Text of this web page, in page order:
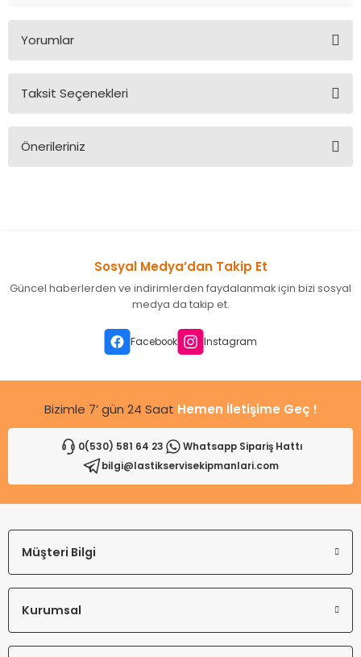
Yorumlar
Taksit Seçenekleri
Önerileriniz
Ürün resmi kalitesiz, bozuk veya görüntülenemiyor.
Ürün açıklamasında eksik bilgiler bulunuyor.
Ürün fiyatı diğer sitelerden daha pahalı.
Gönder
Sosyal Medya’dan Takip Et
Güncel haberlerden ve indirimlerden faydalanmak için bizi sosyal
medya da takip et.
Facebook Instagram
Bizimle 7’ gün 24 Saat Hemen İletişime Geç !
0(530) 581 64 23
Whatsapp Sipariş Hattı
bilgi@lastikservisekipmanlari.com
Müşteri Bilgi
Kurumsal